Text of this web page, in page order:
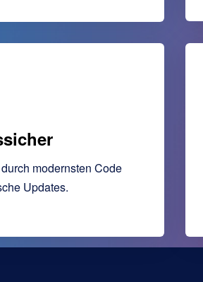
modernsten Code
Updates.